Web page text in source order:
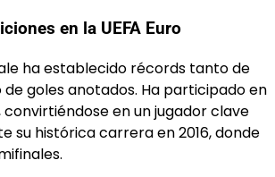
en la UEFA Euro
ha establecido récords tanto de
goles anotados. Ha participado en
en un jugador clave
su histórica carrera en 2016, donde